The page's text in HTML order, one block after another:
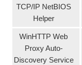
TCP/IP NetBIOS
Helper
WinHTTP Web
Proxy Auto-
Discovery Service